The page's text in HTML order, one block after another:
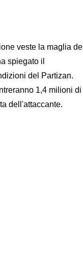
veste la maglia del
spiegato il
del Partizan.
1,4 milioni di
dell'attaccante.